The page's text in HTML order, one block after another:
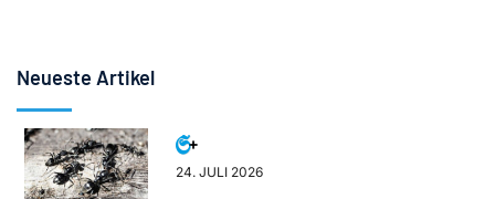
Neueste Artikel
24. JULI 2026